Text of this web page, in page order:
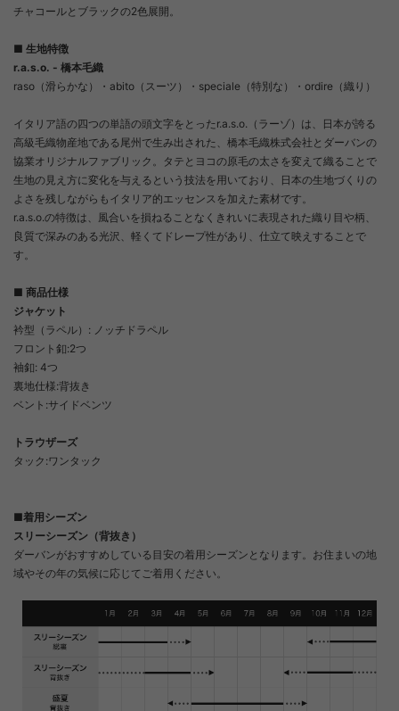
チャコールとブラックの2色展開。
■ 生地特徴
r.a.s.o. - 橋本毛織
raso（滑らかな）・abito（スーツ）・speciale（特別な）・ordire（織り）
イタリア語の四つの単語の頭文字をとったr.a.s.o.（ラーゾ）は、日本が誇る
高級毛織物産地である尾州で生み出された、橋本毛織株式会社とダーバンの
協業オリジナルファブリック。タテとヨコの原毛の太さを変えて織ることで
生地の見え方に変化を与えるという技法を用いており、日本の生地づくりの
よさを残しながらもイタリア的エッセンスを加えた素材です。
r.a.s.o.の特徴は、風合いを損ねることなくきれいに表現された織り目や柄、
良質で深みのある光沢、軽くてドレープ性があり、仕立て映えすることで
す。
■ 商品仕様
ジャケット
衿型（ラペル）: ノッチドラペル
フロント釦:2つ
袖釦: 4つ
裏地仕様:背抜き
ベント:サイドベンツ
トラウザーズ
タック:ワンタック
■着用シーズン
スリーシーズン（背抜き）
ダーバンがおすすめしている目安の着用シーズンとなります。お住まいの地
域やその年の気候に応じてご着用ください。